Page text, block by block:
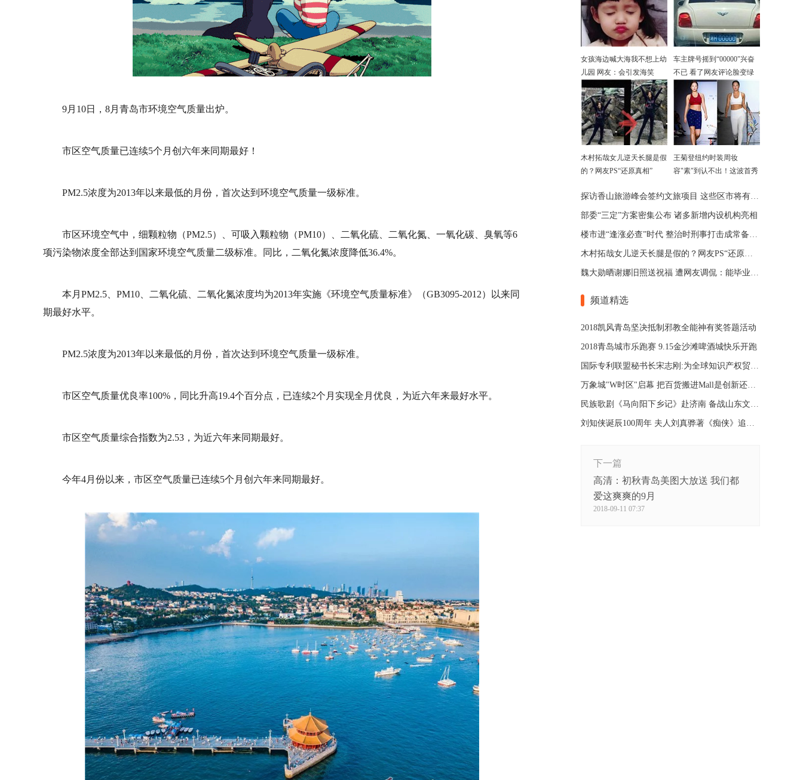
9月10日，8月青岛市环境空气质量出炉。
市区空气质量已连续5个月创六年来同期最好！
PM2.5浓度为2013年以来最低的月份，首次达到环境空气质量一级标准。
市区环境空气中，细颗粒物（PM2.5）、可吸入颗粒物（PM10）、二氧化硫、二氧化氮、一氧化碳、臭氧等6
项污染物浓度全部达到国家环境空气质量二级标准。同比，二氧化氮浓度降低36.4%。
本月PM2.5、PM10、二氧化硫、二氧化氮浓度均为2013年实施《环境空气质量标准》（GB3095-2012）以来同
期最好水平。
PM2.5浓度为2013年以来最低的月份，首次达到环境空气质量一级标准。
市区空气质量优良率100%，同比升高19.4个百分点，已连续2个月实现全月优良，为近六年来最好水平。
市区空气质量综合指数为2.53，为近六年来同期最好。
今年4月份以来，市区空气质量已连续5个月创六年来同期最好。
女孩海边喊大海我不想上幼
儿园 网友：会引发海笑
车主牌号摇到“00000”兴奋
不已 看了网友评论脸变绿
木村拓哉女儿逆天长腿是假
的？网友PS“还原真相”
王菊登纽约时装周妆
容"素"到认不出！这波首秀
探访香山旅游峰会签约文旅项目 这些区市将有"大动作"
部委“三定”方案密集公布 诸多新增内设机构亮相
楼市进“逢涨必查”时代 整治时刑事打击成常备手段？
木村拓哉女儿逆天长腿是假的？网友PS“还原真相”
魏大勋晒谢娜旧照送祝福 遭网友调侃：能毕业吗？
频道精选
2018凯风青岛坚决抵制邪教全能神有奖答题活动
2018青岛城市乐跑赛 9.15金沙滩啤酒城快乐开跑
国际专利联盟秘书长宋志刚:为全球知识产权贸易搭桥梁
万象城"W时区"启幕 把百货搬进Mall是创新还是复古?
民族歌剧《马向阳下乡记》赴济南 备战山东文化艺术节
刘知侠诞辰100周年 夫人刘真骅著《痴侠》追忆往昔
下一篇
高清：初秋青岛美图大放送 我们都
爱这爽爽的9月
2018-09-11 07:37